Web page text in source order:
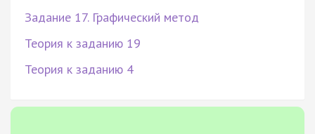
Задание 17. Графический метод
Теория к заданию 19
Теория к заданию 4